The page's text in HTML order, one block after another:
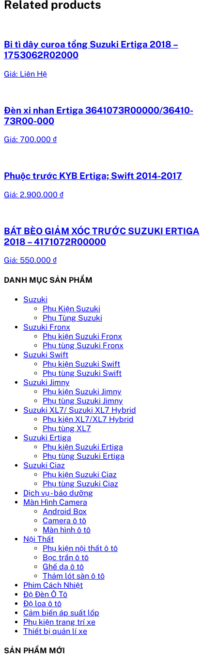
Related products
Bi tì dây curoa tổng Suzuki Ertiga 2018 –
1753062R02000
Giá: Liên Hệ
Đèn xi nhan Ertiga 3641073R00000/36410-
73R00-000
Giá: 700.000 ₫
Phuộc trước KYB Ertiga; Swift 2014-2017
Giá: 2.900.000 ₫
BÁT BÈO GIẢM XÓC TRƯỚC SUZUKI ERTIGA
2018 – 4171072R00000
Giá: 550.000 ₫
DANH MỤC SẢN PHẨM
Suzuki
Phụ Kiện Suzuki
Phụ Tùng Suzuki
Suzuki Fronx
Phụ kiện Suzuki Fronx
Phụ tùng Suzuki Fronx
Suzuki Swift
Phụ kiện Suzuki Swift
Phụ tùng Suzuki Swift
Suzuki Jimny
Phụ kiện Suzuki Jimny
Phụ tùng Suzuki Jimny
Suzuki XL7/ Suzuki XL7 Hybrid
Phụ kiện XL7/XL7 Hybrid
Phụ tùng XL7
Suzuki Ertiga
Phụ kiện Suzuki Ertiga
Phụ tùng Suzuki Ertiga
Suzuki Ciaz
Phụ kiện Suzuki Ciaz
Phụ tùng Suzuki Ciaz
Dịch vụ - bảo dưỡng
Màn Hình Camera
Android Box
Camera ô tô
Màn hình ô tô
Nội Thất
Phụ kiện nội thất ô tô
Bọc trần ô tô
Ghế da ô tô
Thảm lót sàn ô tô
Phim Cách Nhiệt
Độ Đèn Ô Tô
Độ loa ô tô
Cảm biến áp suất lốp
Phụ kiện trang trí xe
Thiết bị quản lí xe
SẢN PHẨM MỚI